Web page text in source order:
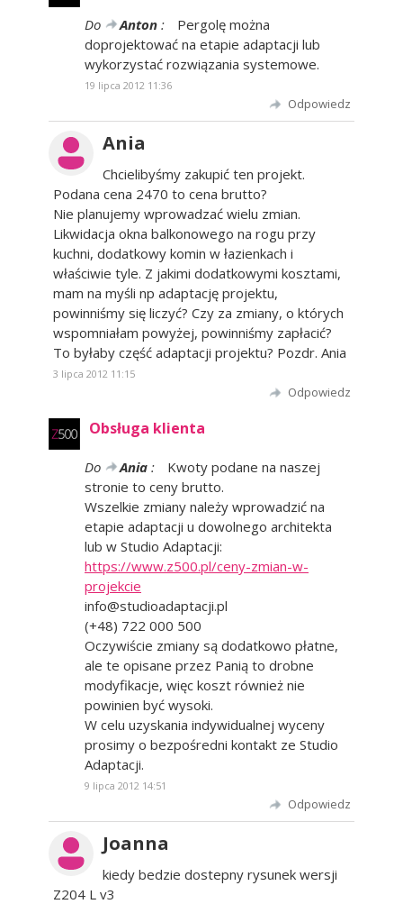
Do Anton :
Pergolę można
doprojektować na etapie adaptacji lub
wykorzystać rozwiązania systemowe.
19 lipca 2012 11:36
Odpowiedz
Ania
Chcielibyśmy zakupić ten projekt.
Podana cena 2470 to cena brutto?
Nie planujemy wprowadzać wielu zmian.
Likwidacja okna balkonowego na rogu przy
kuchni, dodatkowy komin w łazienkach i
właściwie tyle. Z jakimi dodatkowymi kosztami,
mam na myśli np adaptację projektu,
powinniśmy się liczyć? Czy za zmiany, o których
wspomniałam powyżej, powinniśmy zapłacić?
To byłaby część adaptacji projektu? Pozdr. Ania
3 lipca 2012 11:15
Odpowiedz
Obsługa klienta
Do Ania :
Kwoty podane na naszej
stronie to ceny brutto.
Wszelkie zmiany należy wprowadzić na
etapie adaptacji u dowolnego architekta
lub w Studio Adaptacji:
https://www.z500.pl/ceny-zmian-w-
projekcie
info@studioadaptacji.pl
(+48) 722 000 500
Oczywiście zmiany są dodatkowo płatne,
ale te opisane przez Panią to drobne
modyfikacje, więc koszt również nie
powinien być wysoki.
W celu uzyskania indywidualnej wyceny
prosimy o bezpośredni kontakt ze Studio
Adaptacji.
9 lipca 2012 14:51
Odpowiedz
Joanna
kiedy bedzie dostepny rysunek wersji
Z204 L v3